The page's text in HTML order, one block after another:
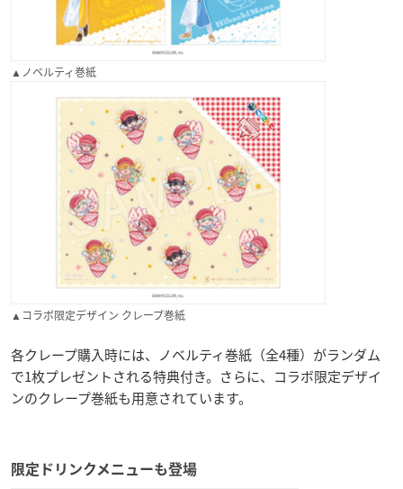
▲ノベルティ巻紙
▲コラボ限定デザイン クレープ巻紙
各クレープ購入時には、ノベルティ巻紙（全4種）がランダム
で1枚プレゼントされる特典付き。さらに、コラボ限定デザイ
ンのクレープ巻紙も用意されています。
限定ドリンクメニューも登場